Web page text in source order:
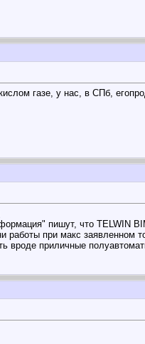
газе, у нас, в СПб,
пишут, что TELWIN
работы при макс заявленном
вроде приличные